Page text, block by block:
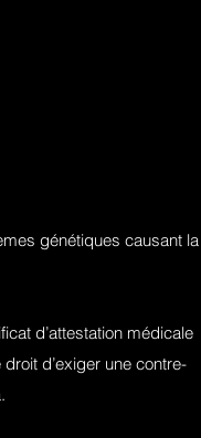
génétiques causant la
d’attestation médicale
d’exiger une contre-